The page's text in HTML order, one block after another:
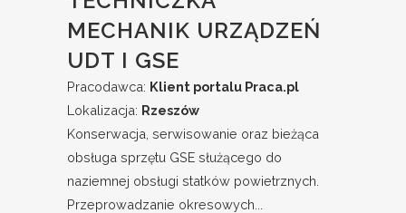
MECHANIK URZĄDZEŃ
UDT I GSE
Pracodawca: Klient portalu Praca.pl
Lokalizacja: Rzeszów
Konserwacja, serwisowanie oraz bieżąca
obsługa sprzętu GSE służącego do
naziemnej obsługi statków powietrznych.
Przeprowadzanie okresowych...